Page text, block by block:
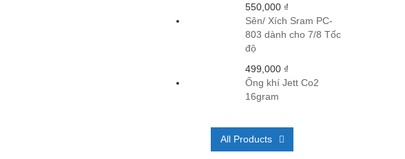
550,000 ₫
Sên/ Xích Sram PC-
803 dành cho 7/8 Tốc
độ
499,000 ₫
Ống khí Jett Co2
16gram
All Products